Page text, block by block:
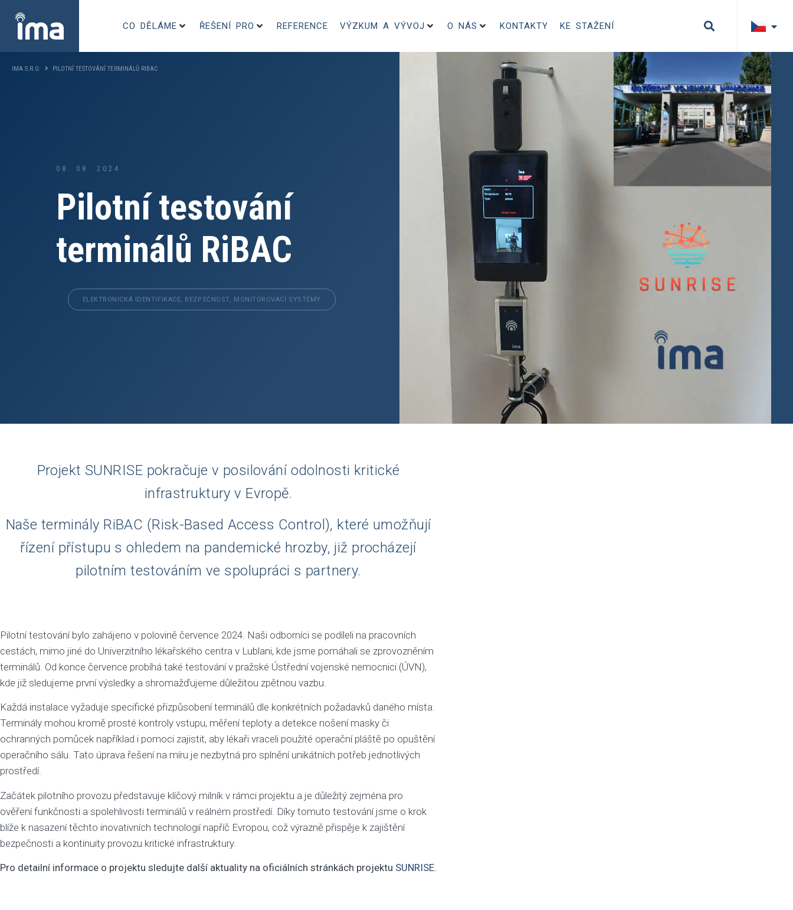
CO DĚLÁME ŘEŠENÍ PRO REFERENCE VÝZKUM A VÝVOJ O NÁS KONTAKTY KE STAŽENÍ
IMA S.R.O. PILOTNÍ TESTOVÁNÍ TERMINÁLŮ RIBAC
08. 08. 2024
Pilotní testování
terminálů RiBAC
ELEKTRONICKÁ IDENTIFIKACE, BEZPEČNOST, MONITOROVACÍ SYSTÉMY
Projekt SUNRISE pokračuje v posilování odolnosti kritické
infrastruktury v Evropě.
Naše terminály RiBAC (Risk-Based Access Control), které umožňují
řízení přístupu s ohledem na pandemické hrozby, již procházejí
pilotním testováním ve spolupráci s partnery.
Pilotní testování bylo zahájeno v polovině července 2024. Naši odborníci se podíleli na pracovních
cestách, mimo jiné do Univerzitního lékařského centra v Lublani, kde jsme pomáhali se zprovozněním
terminálů. Od konce července probíhá také testování v pražské Ústřední vojenské nemocnici (ÚVN),
kde již sledujeme první výsledky a shromažďujeme důležitou zpětnou vazbu.
Každá instalace vyžaduje specifické přizpůsobení terminálů dle konkrétních požadavků daného místa.
Terminály mohou kromě prosté kontroly vstupu, měření teploty a detekce nošení masky či
ochranných pomůcek například i pomoci zajistit, aby lékaři vraceli použité operační pláště po opuštění
operačního sálu. Tato úprava řešení na míru je nezbytná pro splnění unikátních potřeb jednotlivých
prostředí.
Začátek pilotního provozu představuje klíčový milník v rámci projektu a je důležitý zejména pro
ověření funkčnosti a spolehlivosti terminálů v reálném prostředí. Díky tomuto testování jsme o krok
blíže k nasazení těchto inovativních technologií napříč Evropou, což výrazně přispěje k zajištění
bezpečnosti a kontinuity provozu kritické infrastruktury.
Pro detailní informace o projektu sledujte další aktuality na oficiálních stránkách projektu SUNRISE.